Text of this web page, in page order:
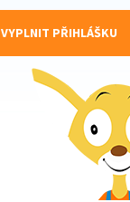
VYPLNIT PŘIHLÁŠKU